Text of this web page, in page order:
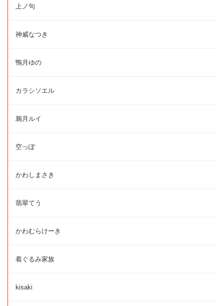
上ノ句
神威なつき
鴨月ゆの
カラシソエル
鴉月ルイ
空っぽ
かわしまさき
翡翠てう
かわむらけーき
着ぐるみ家族
kisaki